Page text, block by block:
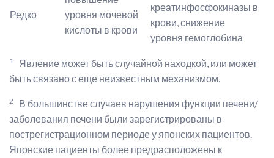
Редко
уровня мочевой
кислоты в крови
креатинфосфокиназы в
крови, снижение
уровня гемоглобина
1
Явление может быть случайной находкой, или может
быть связано с еще неизвестным механизмом.
2
В большинстве случаев нарушения функции печени/
заболевания печени были зарегистрированы в
пострегистрационном периоде у японских пациентов.
Японские пациенты более предрасположены к